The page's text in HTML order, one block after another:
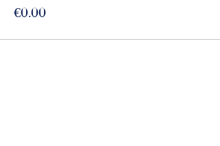
€0.00